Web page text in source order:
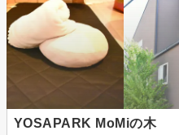
YOSAPARK MoMiの木